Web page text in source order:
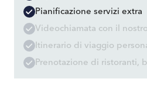
Pianificazione servizi extra
Videochiamata con il
Itinerario di viaggio
Prenotazione di ristoranti,